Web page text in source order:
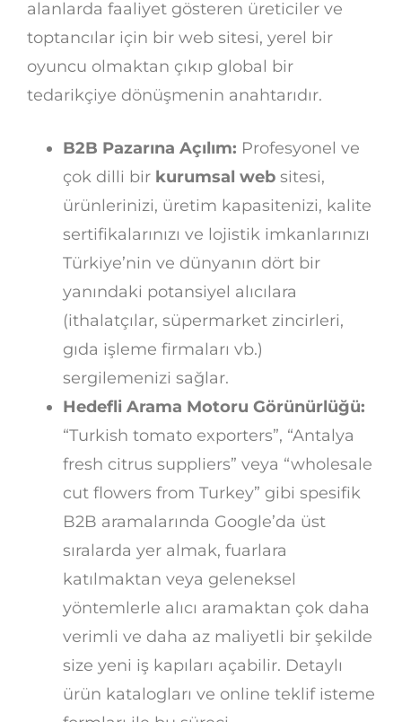
alanlarda faaliyet gösteren üreticiler ve
toptancılar için bir web sitesi, yerel bir
oyuncu olmaktan çıkıp global bir
tedarikçiye dönüşmenin anahtarıdır.
B2B Pazarına Açılım: Profesyonel ve
çok dilli bir kurumsal web sitesi,
ürünlerinizi, üretim kapasitenizi, kalite
sertifikalarınızı ve lojistik imkanlarınızı
Türkiye’nin ve dünyanın dört bir
yanındaki potansiyel alıcılara
(ithalatçılar, süpermarket zincirleri,
gıda işleme firmaları vb.)
sergilemenizi sağlar.
Hedefli Arama Motoru Görünürlüğü:
“Turkish tomato exporters”, “Antalya
fresh citrus suppliers” veya “wholesale
cut flowers from Turkey” gibi spesifik
B2B aramalarında Google’da üst
sıralarda yer almak, fuarlara
katılmaktan veya geleneksel
yöntemlerle alıcı aramaktan çok daha
verimli ve daha az maliyetli bir şekilde
size yeni iş kapıları açabilir. Detaylı
ürün katalogları ve online teklif isteme